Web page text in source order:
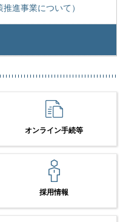
進事業について）
オンライン手続等
採用情報